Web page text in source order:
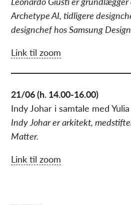
Archetype AI, tidligere
designchef hos Samsung
Link til zoom
21/06 (h. 14.00-16.00)
Indy Johar i samtale med
Indy Johar er arkitekt,
Matter.
Link til zoom